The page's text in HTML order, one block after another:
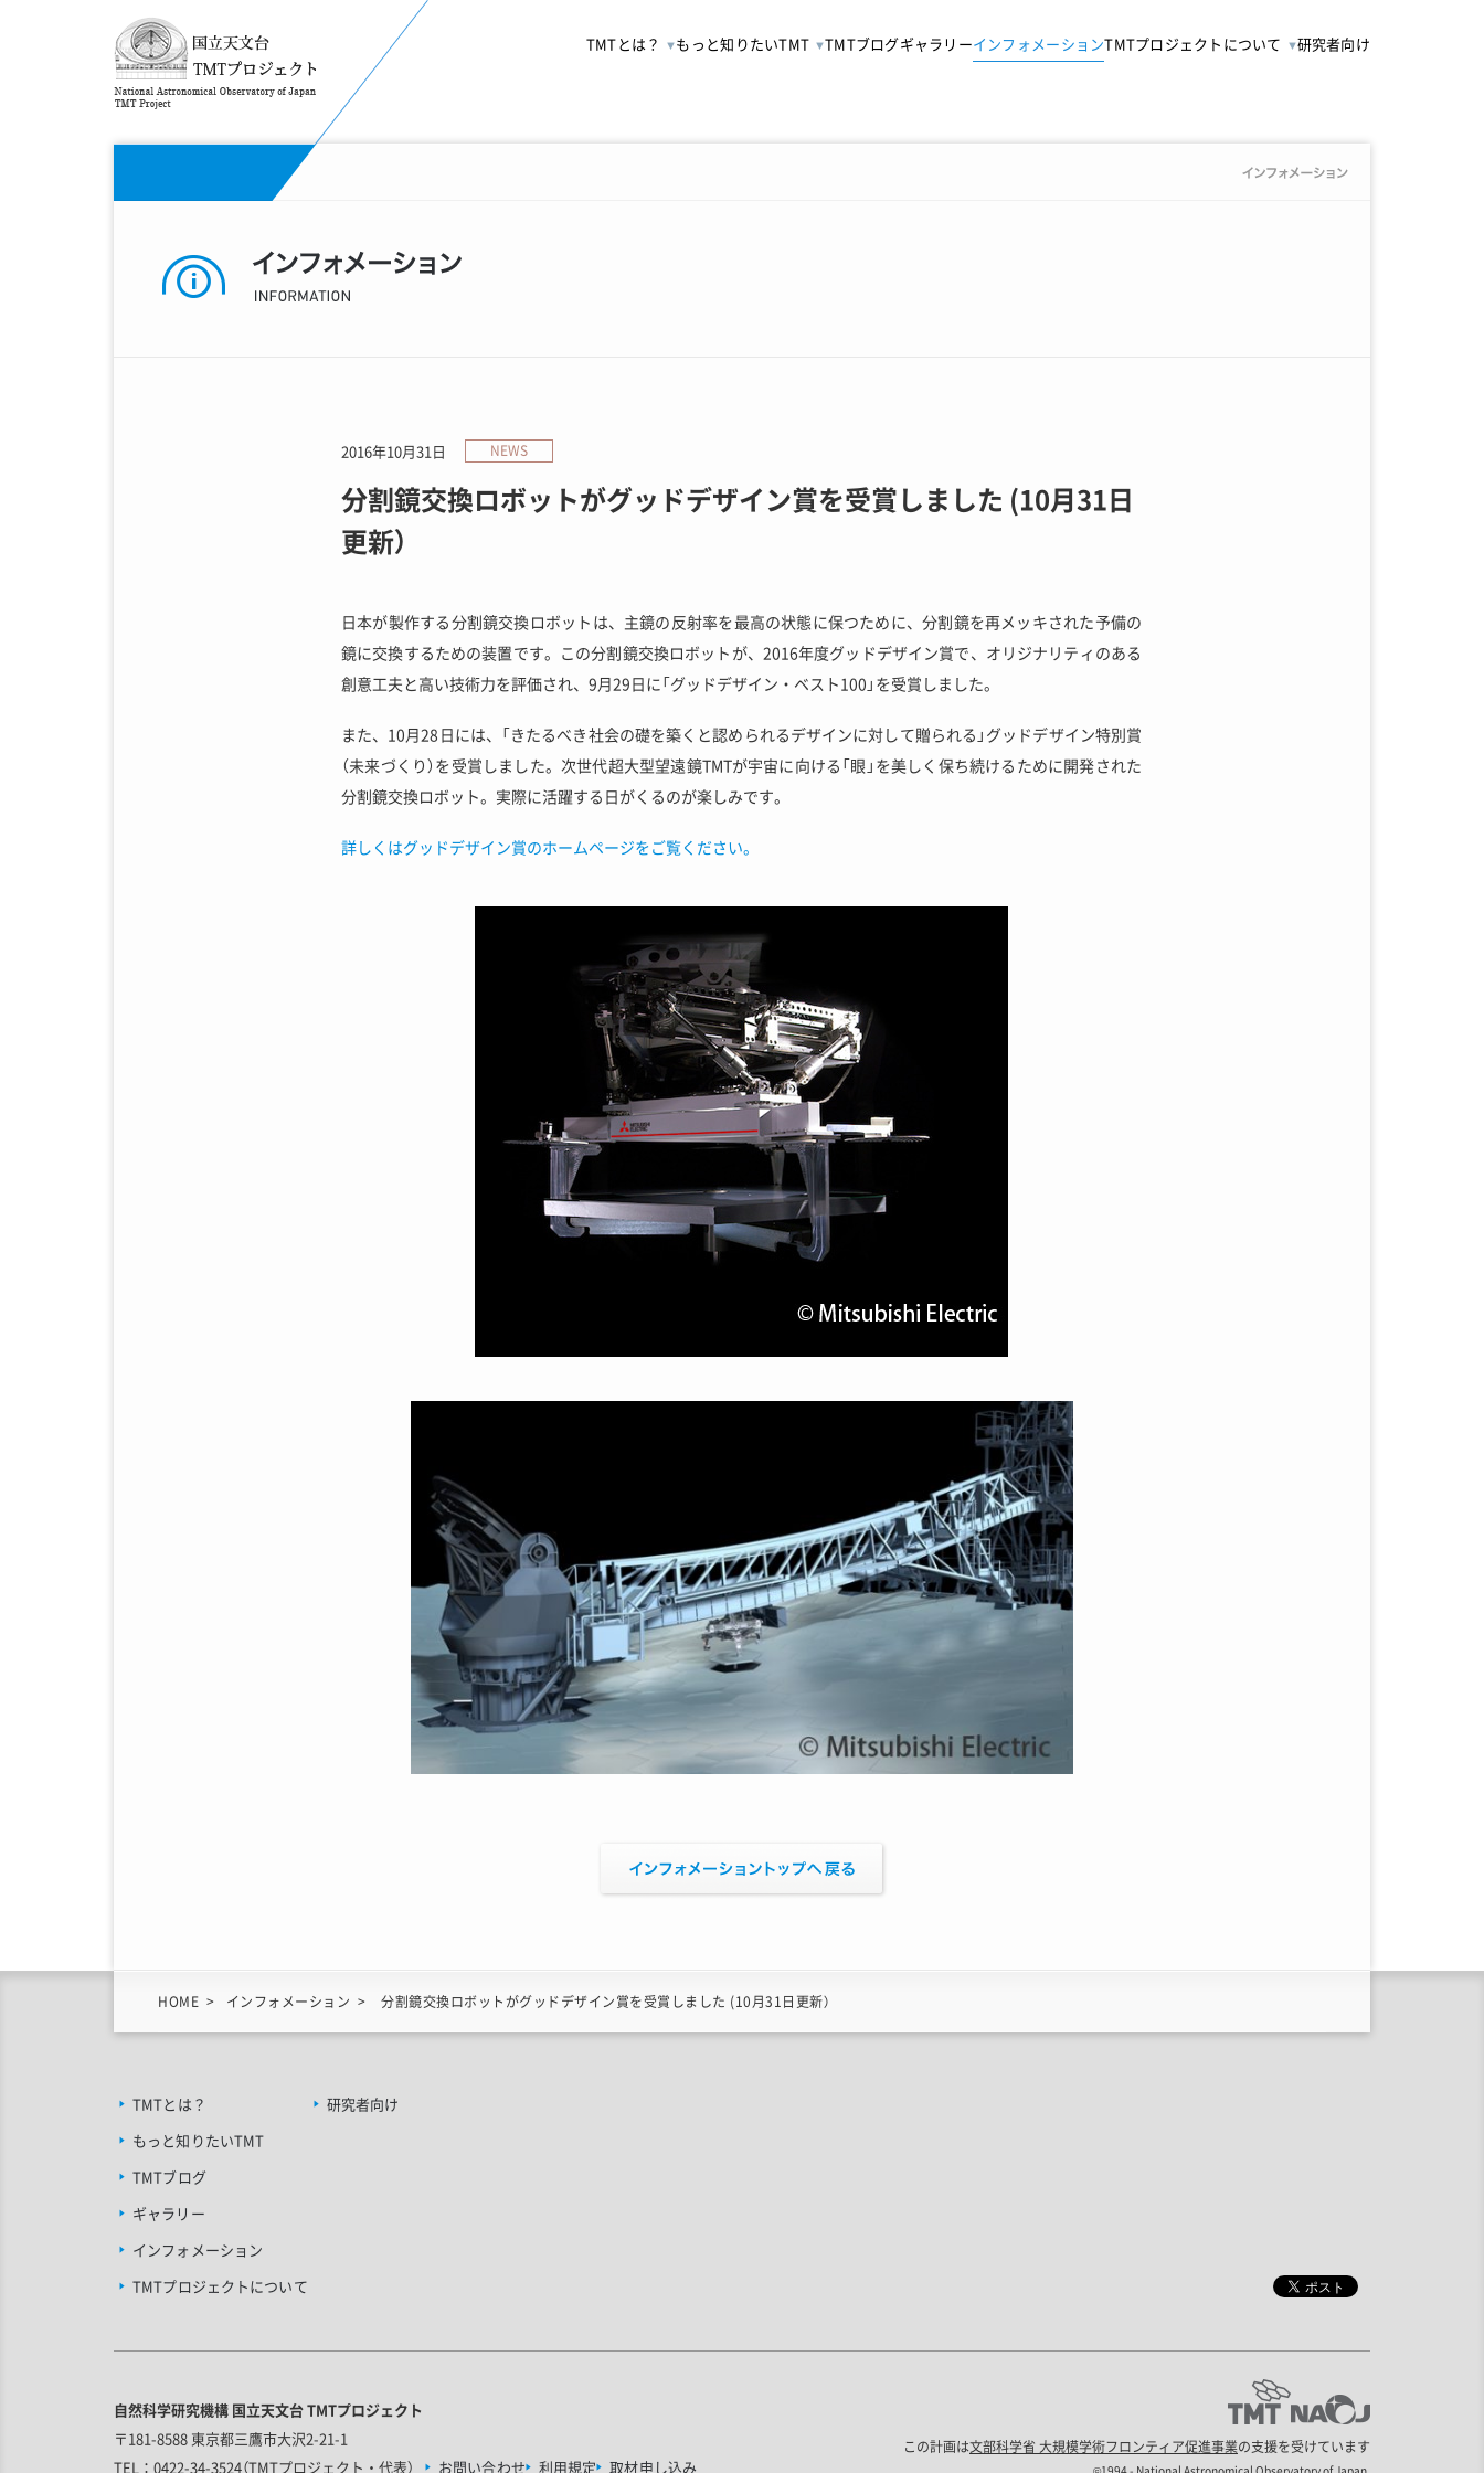
TMTとは？ もっと知りたいTMT TMTブログギャラリーインフォメーションTMTプロジェクトについて 研究者向け
分割鏡交換ロボットがグッドデザイン賞を受賞しました (10月31日
更新）
2016年10月31日 NEWS
日本が製作する分割鏡交換ロボットは、主鏡の反射率を最高の状態に保つために、分割鏡を再メッキされた予備の
鏡に交換するための装置です。この分割鏡交換ロボットが、2016年度グッドデザイン賞で、 オリジナリティのある
創意工夫と高い技術力を評価され、9月29日に「グッドデザイン・ベスト100」を受賞しました。
また、10月28日には、「きたるべき社会の礎を築くと認められるデザインに対して贈られる」グッドデザイン特別賞
（未来づくり）を受賞しました。次世代超大型望遠鏡TMTが宇宙に向ける「眼」を美しく保ち続けるために開発された
分割鏡交換ロボット。実際に活躍する日がくるのが楽しみです。
詳しくはグッドデザイン賞のホームページをご覧ください。
HOME インフォメーション 分割鏡交換ロボットがグッドデザイン賞を受賞しました (10月31日更新）
TMTとは？
もっと知りたいTMT
TMTブログ
ギャラリー
インフォメーション
TMTプロジェクトについて
研究者向け
自然科学研究機構 国立天文台 TMTプロジェクト
〒181-8588 東京都三鷹市大沢2-21-1
TEL：0422-34-3524（TMTプロジェクト・代表）
お問い合わせ 利用規定 取材申し込み
この計画は文部科学省 大規模学術フロンティア促進事業の支援を受けています